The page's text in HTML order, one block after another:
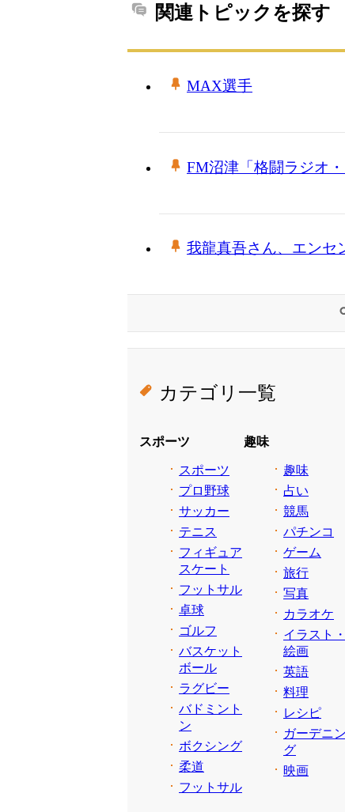
関連トピックを探す
MAX選手
FM沼津「格闘ラジオ
我龍真吾さん、エンセ
カテゴリ一覧
スポーツ
スポーツ
プロ野球
サッカー
テニス
フィギュア
スケート
フットサル
卓球
ゴルフ
バスケット
ボール
ラグビー
バドミント
ン
ボクシング
柔道
フットサル
趣味
趣味
占い
競馬
パチンコ
ゲーム
旅行
写真
カラオケ
イラスト・
絵画
英語
料理
レシピ
ガーデニン
グ
映画